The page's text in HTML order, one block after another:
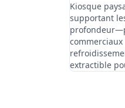
Kiosque
supportant
extractible